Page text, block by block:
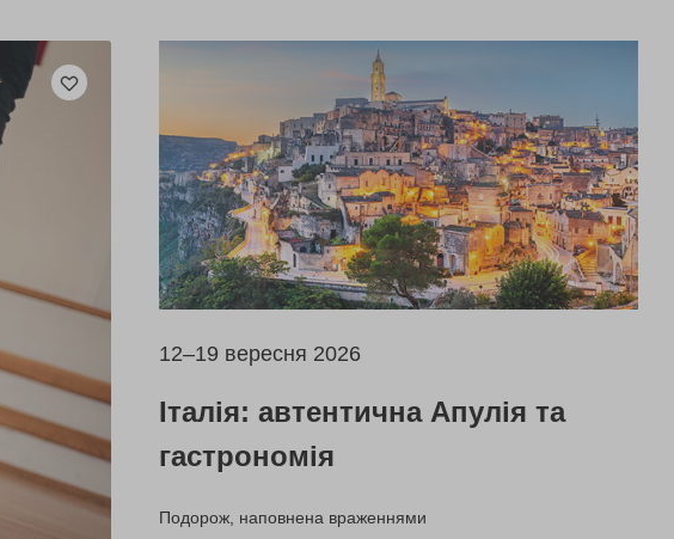
12–19 вересня 2026
Італія: автентична Апулія та
гастрономія
Подорож, наповнена враженнями